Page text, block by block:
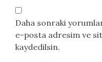
Daha sonraki
e-posta adresim ve
kaydedilsin.